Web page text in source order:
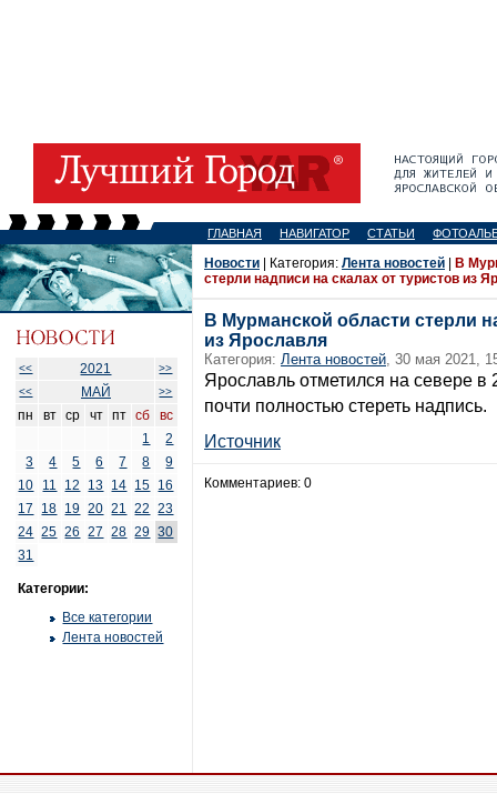
ГЛАВНАЯ НАВИГАТОР СТАТЬИ
<< 2021
>>
<<
МАЙ >>
пн вт ср чт пт сб
вс
1
2
3
4 5 6 7 8
9
10
11 12 13 14 15 16
17
18 19 20 21 22
23
24 25 26 27 28 29 30
31
Категории:
Все категории
Лента новостей
Новости | Категория: Лента новостей
В
стерли надписи на скалах от туристов из
В Мурманской области стерли
из Ярославля
Категория: Лента новостей, 30 мая 2021,
Ярославль отметился на севере в
почти полностью стереть надпись.
Источник
Комментариев: 0